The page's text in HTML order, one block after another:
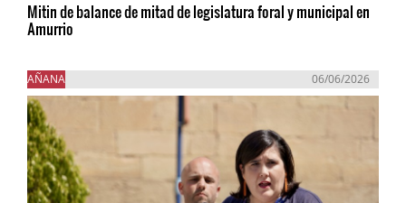
Mitin de balance de mitad de legislatura foral y municipal en
Amurrio
AÑANA 06/06/2026